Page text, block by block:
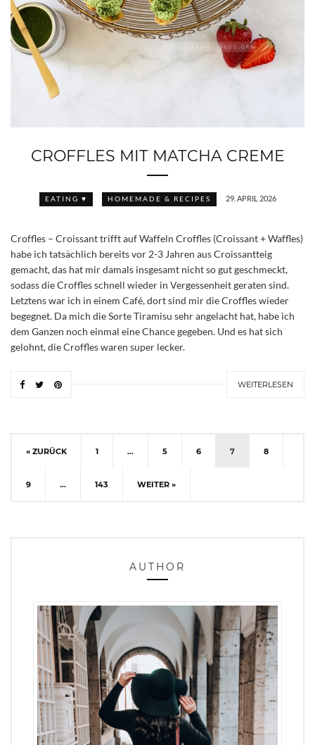
CROFFLES MIT MATCHA CREME
EATING ♥ HOMEMADE & RECIPES 29. APRIL 2026
Croffles – Croissant trifft auf Waffeln Croffles (Croissant + Waffles)
habe ich tatsächlich bereits vor 2-3 Jahren aus Croissantteig
gemacht, das hat mir damals insgesamt nicht so gut geschmeckt,
sodass die Croffles schnell wieder in Vergessenheit geraten sind.
Letztens war ich in einem Café, dort sind mir die Croffles wieder
begegnet. Da mich die Sorte Tiramisu sehr angelacht hat, habe ich
dem Ganzen noch einmal eine Chance gegeben. Und es hat sich
gelohnt, die Croffles waren super lecker.
WEITERLESEN
« ZURÜCK 1 … 5 6 7 8
9 … 143 WEITER »
AUTHOR